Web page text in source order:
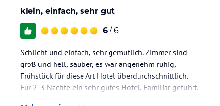
klein, einfach, sehr gut
6 / 6
Schlicht und einfach, sehr gemütlich. Zimmer sind
groß und hell, sauber, es war angenehm ruhig,
Frühstück für diese Art Hotel überdurchschnittlich.
Für 2-3 Nächte ein sehr gutes Hotel, Familiär geführt.